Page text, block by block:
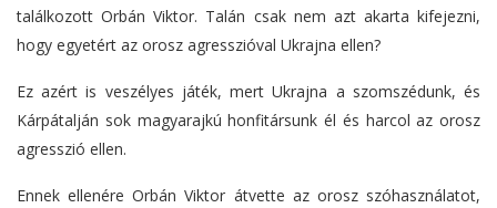
találkozott Orbán Viktor. Talán csak nem azt akarta kifejezni,
hogy egyetért az orosz agresszióval Ukrajna ellen?
Ez azért is veszélyes játék, mert Ukrajna a szomszédunk, és
Kárpátalján sok magyarajkú honfitársunk él és harcol az orosz
agresszió ellen.
Ennek ellenére Orbán Viktor átvette az orosz szóhasználatot,